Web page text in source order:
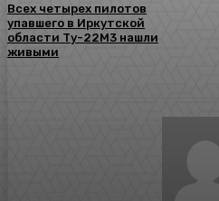
Всех четырех пилотов
упавшего в Иркутской
области Ту-22М3 нашли
живыми